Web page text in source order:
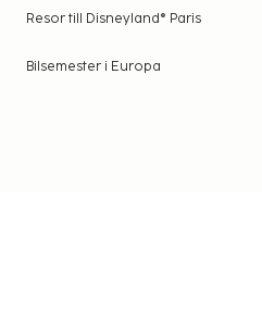
Resor till Disneyland® Paris
Bilsemester i Europa